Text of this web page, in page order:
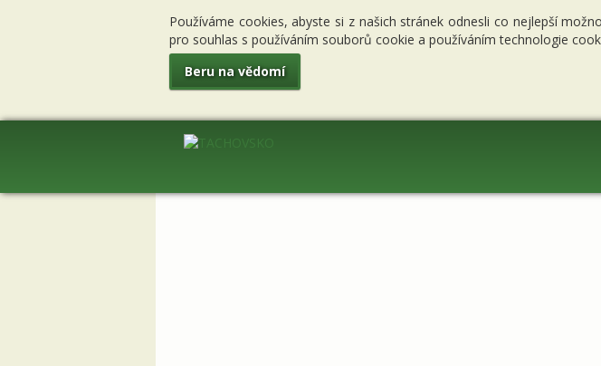
Používáme cookies, abyste si z našich stránek odnesli co nejlepší
pro souhlas s používáním souborů cookie a používáním technologie
Beru na vědomí